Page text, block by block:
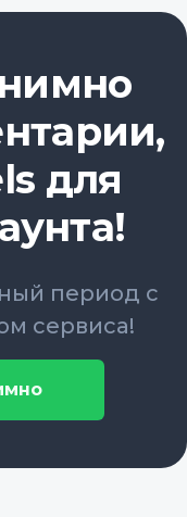
для
период с
сервиса!